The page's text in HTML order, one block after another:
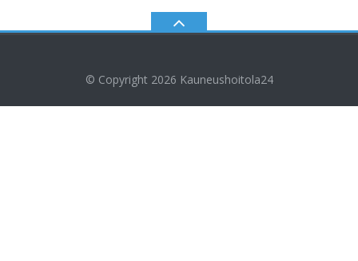
© Copyright 2026 Kauneushoitola24